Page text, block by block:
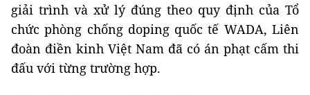
giải trình và xử lý đúng theo quy định của Tổ
chức phòng chống doping quốc tế WADA, Liên
đoàn điền kinh Việt Nam đã có án phạt cấm thi
đấu với từng trường hợp.